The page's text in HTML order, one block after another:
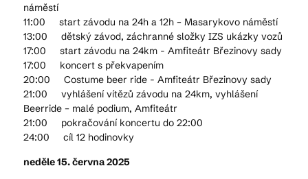
náměstí
11:00 start závodu na 24h a 12h – Masarykovo náměstí
13:00 dětský závod, záchranné složky IZS ukázky vozů
17:00 start závodu na 24km - Amfiteátr Březinovy sady
17:00 koncert s překvapením
20:00 Costume beer ride - Amfiteátr Březinovy sady
21:00 vyhlášení vítězů závodu na 24km, vyhlášení
Beerride – malé podium, Amfiteátr
21:00 pokračování koncertu do 22:00
24:00 cíl 12 hodinovky
neděle 15. června 2025